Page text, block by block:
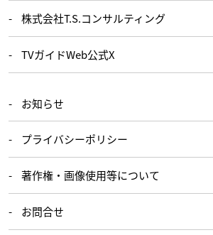
株式会社T.S.コンサルティング
TVガイドWeb公式X
お知らせ
プライバシーポリシー
著作権・画像使用等について
お問合せ